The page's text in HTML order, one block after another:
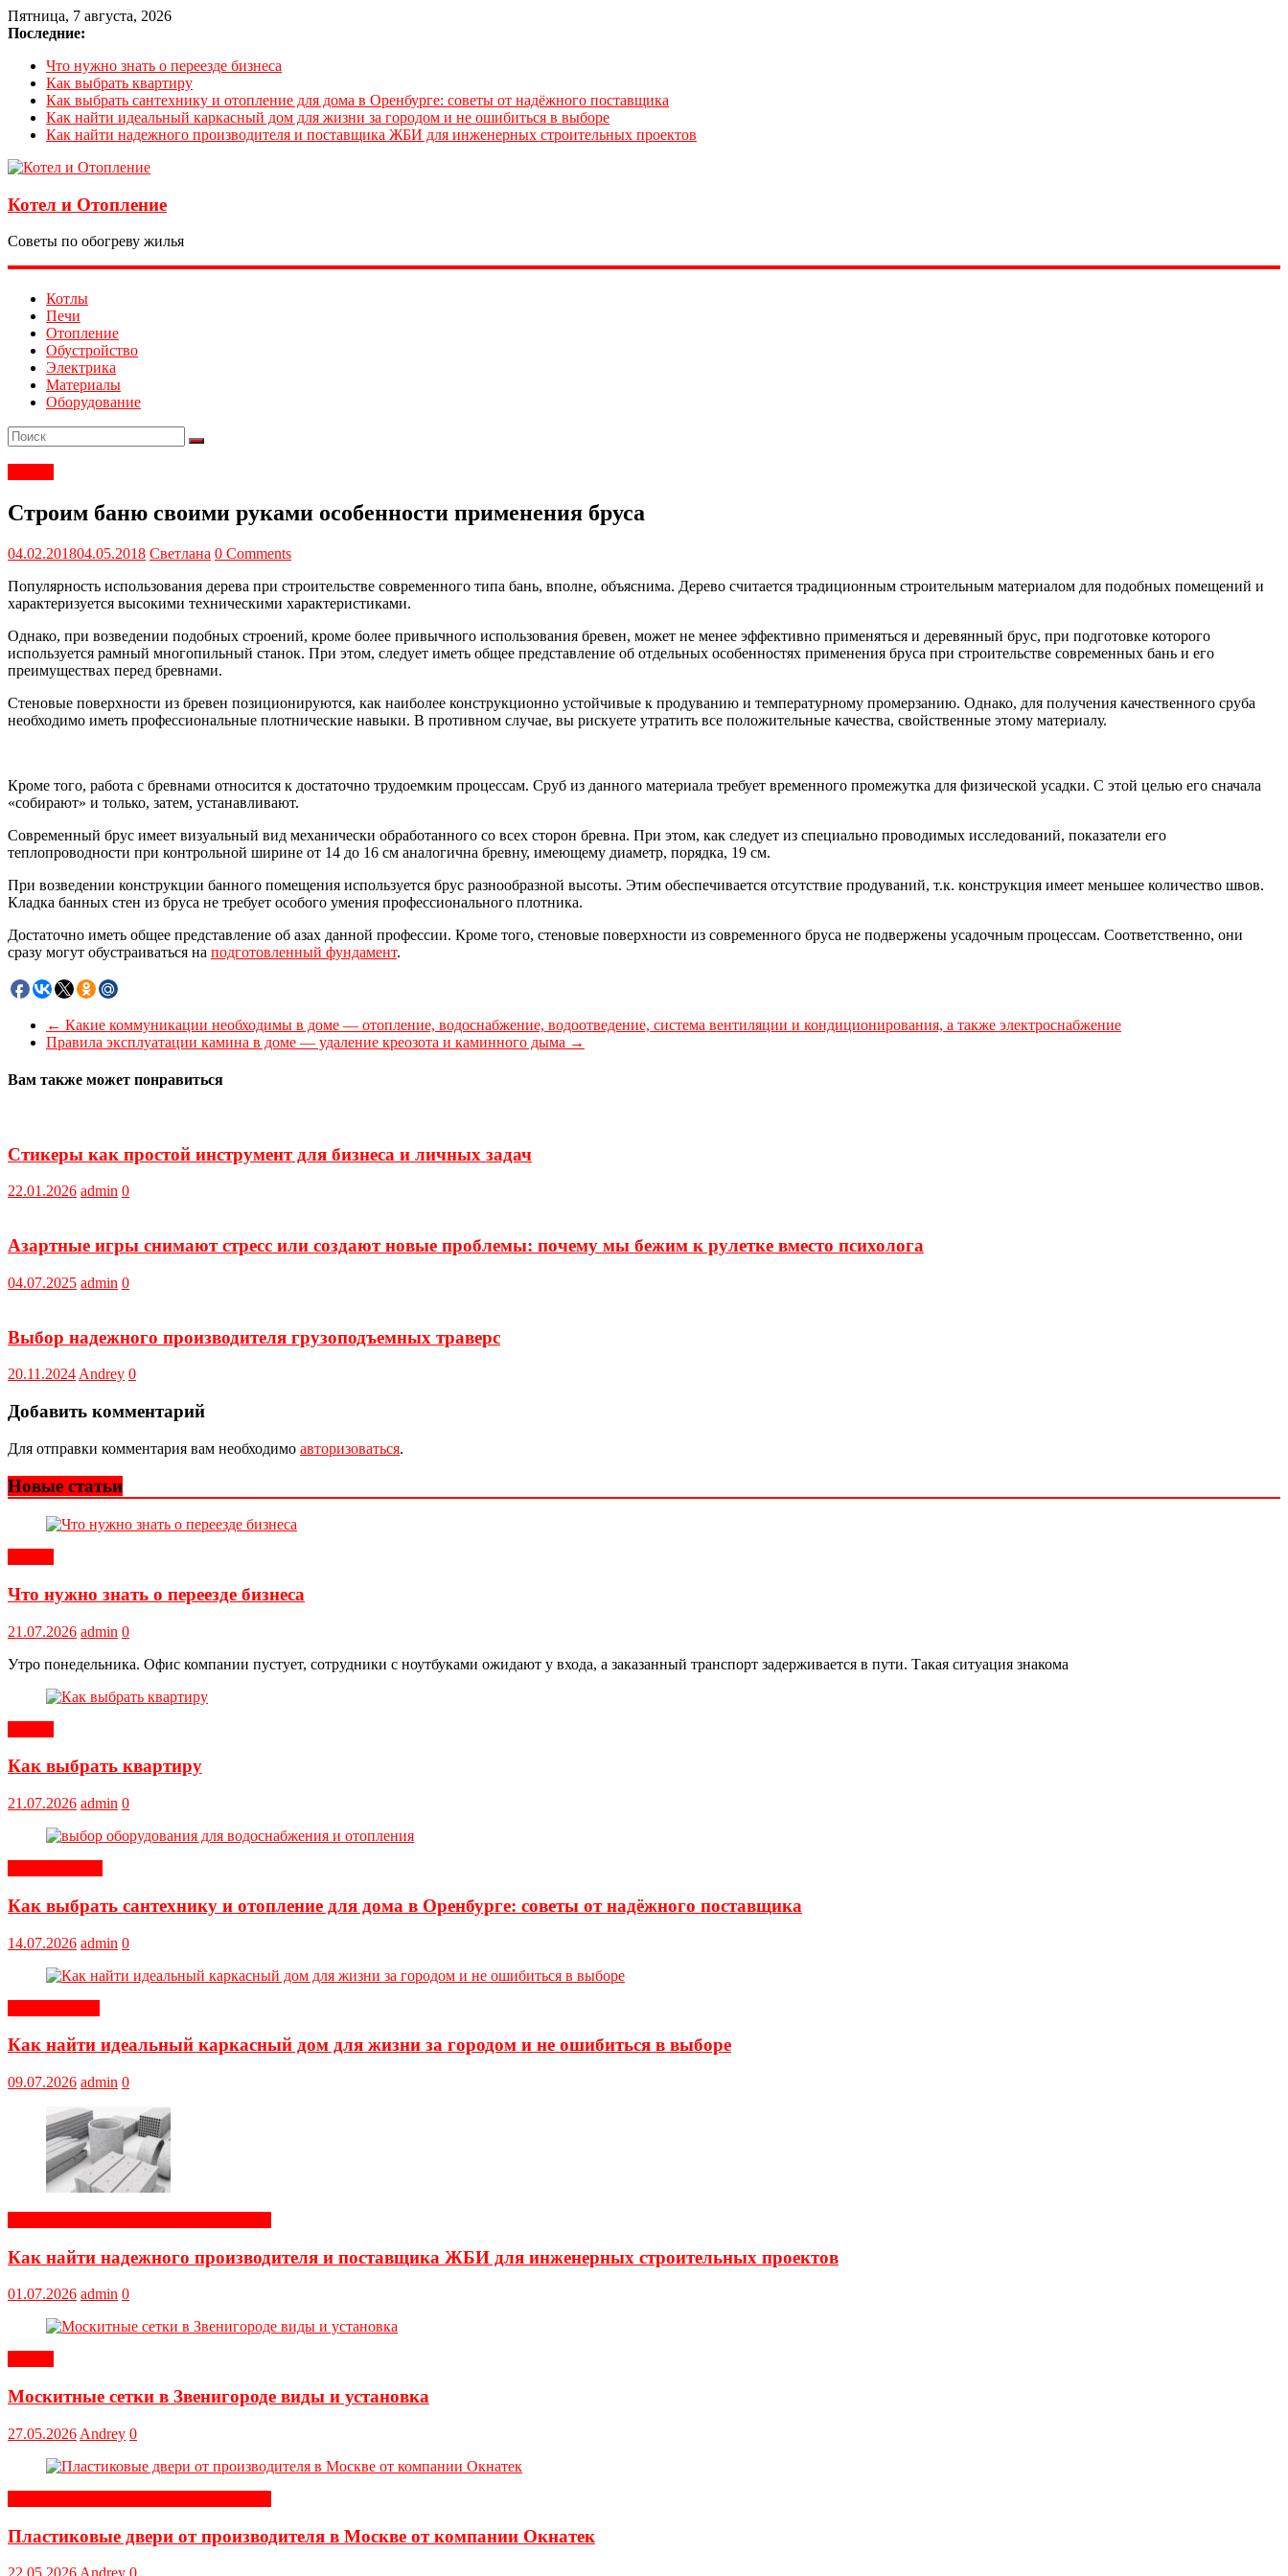
Пятница, 7 августа, 2026
Последние:
Что нужно знать о переезде бизнеса
Как выбрать квартиру
Как выбрать сантехнику и отопление для дома в Оренбурге: советы от надёжного поставщика
Как найти идеальный каркасный дом для жизни за городом и не ошибиться в выборе
Как найти надежного производителя и поставщика ЖБИ для инженерных строительных проектов
Котел и Отопление
Советы по обогреву жилья
Котлы
Печи
Отопление
Обустройство
Электрика
Материалы
Оборудование
Строим баню своими руками особенности применения бруса
04.02.201804.05.2018 Светлана 0 Comments
Популярность использования дерева при строительстве современного типа бань, вполне, объяснима. Дерево считается традиционным строительным материалом для подобных помещений и
характеризуется высокими техническими характеристиками.
Однако, при возведении подобных строений, кроме более привычного использования бревен, может не менее эффективно применяться и деревянный брус, при подготовке которого
используется рамный многопильный станок. При этом, следует иметь общее представление об отдельных особенностях применения бруса при строительстве современных бань и его
преимуществах перед бревнами.
Стеновые поверхности из бревен позиционируются, как наиболее конструкционно устойчивые к продуванию и температурному промерзанию. Однако, для получения качественного сруба
необходимо иметь профессиональные плотнические навыки. В противном случае, вы рискуете утратить все положительные качества, свойственные этому материалу.
Кроме того, работа с бревнами относится к достаточно трудоемким процессам. Сруб из данного материала требует временного промежутка для физической усадки. С этой целью его сначала
«собирают» и только, затем, устанавливают.
Современный брус имеет визуальный вид механически обработанного со всех сторон бревна. При этом, как следует из специально проводимых исследований, показатели его
теплопроводности при контрольной ширине от 14 до 16 см аналогична бревну, имеющему диаметр, порядка, 19 см.
При возведении конструкции банного помещения используется брус разнообразной высоты. Этим обеспечивается отсутствие продуваний, т.к. конструкция имеет меньшее количество швов.
Кладка банных стен из бруса не требует особого умения профессионального плотника.
Достаточно иметь общее представление об азах данной профессии. Кроме того, стеновые поверхности из современного бруса не подвержены усадочным процессам. Соответственно, они
сразу могут обустраиваться на подготовленный фундамент.
← Какие коммуникации необходимы в доме — отопление, водоснабжение, водоотведение, система вентиляции и кондиционирования, а также электроснабжение
Правила эксплуатации камина в доме — удаление креозота и каминного дыма →
Вам также может понравиться
Стикеры как простой инструмент для бизнеса и личных задач
22.01.2026 admin 0
Азартные игры снимают стресс или создают новые проблемы: почему мы бежим к рулетке вместо психолога
04.07.2025 admin 0
Выбор надежного производителя грузоподъемных траверс
20.11.2024 Andrey 0
Добавить комментарий
Для отправки комментария вам необходимо авторизоваться.
Новые статьи
Что нужно знать о переезде бизнеса
21.07.2026 admin 0
Утро понедельника. Офис компании пустует, сотрудники с ноутбуками ожидают у входа, а заказанный транспорт задерживается в пути. Такая ситуация знакома
Как выбрать квартиру
21.07.2026 admin 0
Как выбрать сантехнику и отопление для дома в Оренбурге: советы от надёжного поставщика
14.07.2026 admin 0
Как найти идеальный каркасный дом для жизни за городом и не ошибиться в выборе
09.07.2026 admin 0
Как найти надежного производителя и поставщика ЖБИ для инженерных строительных проектов
01.07.2026 admin 0
Москитные сетки в Звенигороде виды и установка
27.05.2026 Andrey 0
Пластиковые двери от производителя в Москве от компании Окнатек